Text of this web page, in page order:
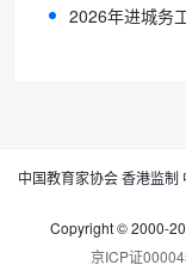
2026年进城务工人
中国教育家协会 香港监
Copyright © 2000-
京ICP证